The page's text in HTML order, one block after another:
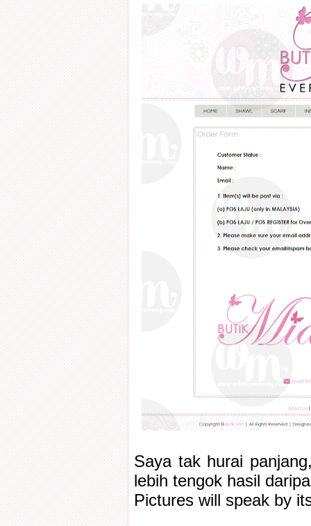
Saya tak hurai
lebih tengok hasil
Pictures will speak by